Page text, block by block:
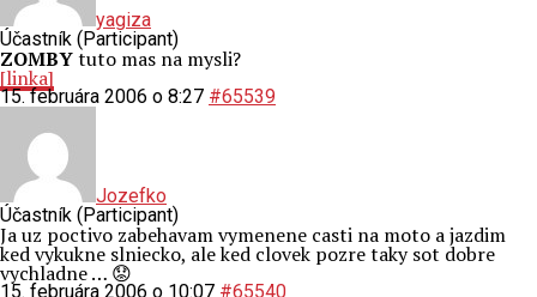
yagiza
Účastník (Participant)
ZOMBYtuto mas na mysli?
[linka]
15. februára 2006 o 8:27 #65539
Jozefko
Účastník (Participant)
Ja uz poctivo zabehavam vymenene casti na moto a jazdim
ked vykukne slniecko, ale ked clovek pozre taky sot dobre
vychladne … 😟
15. februára 2006 o 10:07 #65540